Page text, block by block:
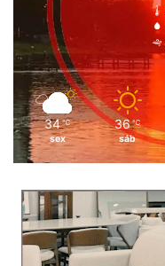
34 ℃
sex
36 ℃
sáb